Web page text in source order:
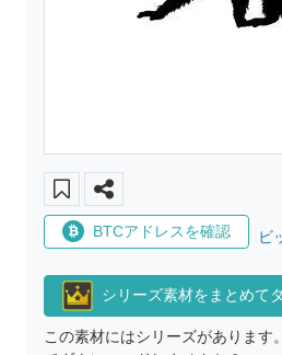
BTCアドレスを確認 ビ
シリーズ素材をまとめて
この素材にはシリーズがあります